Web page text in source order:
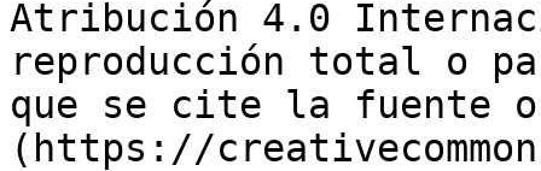
Atribución 4.0
reproducción total o
que se cite la fuente
(https://